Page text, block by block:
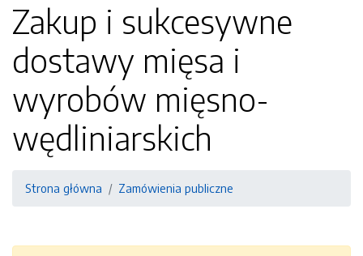
Zakup i sukcesywne
dostawy mięsa i
wyrobów mięsno-
wędliniarskich
Strona główna Zamówienia publiczne